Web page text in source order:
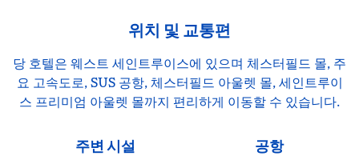
위치 및 교통편
당 호텔은 웨스트 세인트루이스에 있으며 체스터필드 몰, 주
요 고속도로, SUS 공항, 체스터필드 아울렛 몰, 세인트루이
스 프리미엄 아울렛 몰까지 편리하게 이동할 수 있습니다.
주변 시설 공항